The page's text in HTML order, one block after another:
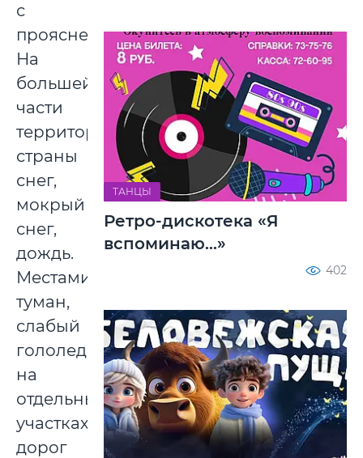
с
прояснениями.
На
большей
части
территории
страны
снег,
мокрый
снег,
дождь.
Местами
туман,
слабый
гололед,
на
отдельных
участках
дорог
ТАНЦЫ
Ретро-дискотека «Я
вспоминаю...»
402